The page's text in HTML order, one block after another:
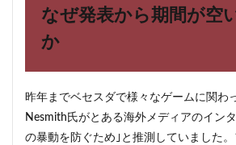
なぜ発表から期間が空
か
昨年までベセスダで様々なゲームに関わ
Nesmith氏がとある海外メディアのイン
の暴動を防ぐため｣と推測していました